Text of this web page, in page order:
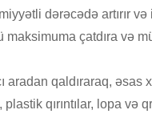
dərəcədə artırır və
çatdıra və
aradan qaldıraraq, əsas
qırıntılar, lopa və